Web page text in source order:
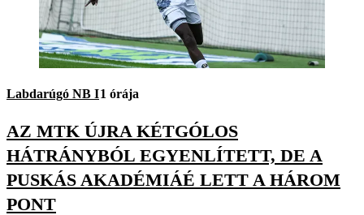
Labdarúgó NB I1 órája
AZ MTK ÚJRA KÉTGÓLOS
HÁTRÁNYBÓL EGYENLÍTETT, DE A
PUSKÁS AKADÉMIÁÉ LETT A HÁROM
PONT